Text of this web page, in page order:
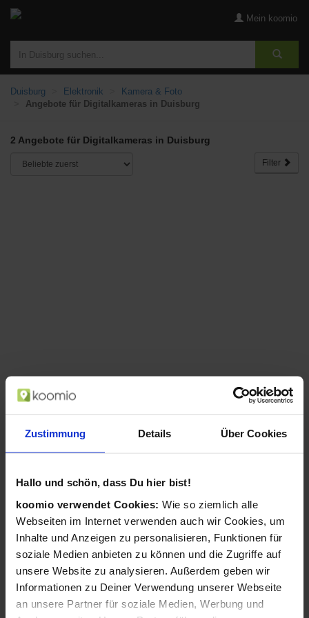
Zustimmung Details Über Cookies
Hallo und schön, dass Du hier bist!
koomio verwendet Cookies: Wie so ziemlich alle
Webseiten im Internet verwenden auch wir Cookies, um
Inhalte und Anzeigen zu personalisieren, Funktionen für
soziale Medien anbieten zu können und die Zugriffe auf
unsere Website zu analysieren. Außerdem geben wir
Informationen zu Deiner Verwendung unserer Webseite
an unsere Partner für soziale Medien, Werbung und
Mein koomio
Duisburg Elektronik
Kamera & Foto
Angebote für Digitalkameras in Duisburg
2 Angebote für Digitalkameras in Duisburg
Filter
AgfaPhoto Compact Realishot DC8200
4896 x 3672 Pixel Rot (Rot)
ab 99,99 €